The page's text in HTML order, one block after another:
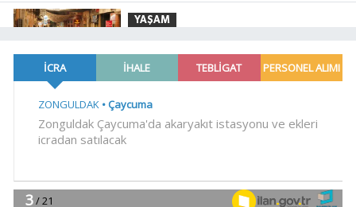
YAŞAM
pazarı renk katıyor
17:30DAĞDER ve BUMEV'den